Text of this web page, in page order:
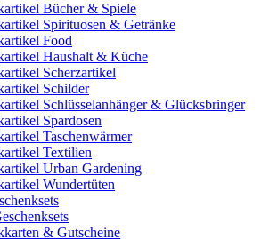
Bücher & Spiele
Spirituosen & Getränke
Food
Haushalt & Küche
Scherzartikel
Schilder
Schlüsselanhänger & Glücksbringer
Spardosen
Taschenwärmer
Textilien
Urban Gardening
Wundertüten
& Gutscheine